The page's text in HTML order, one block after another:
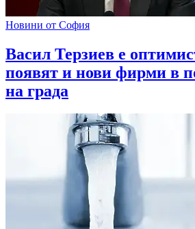
Новини от София
Васил Терзиев е
появят и нови фирми в
на града